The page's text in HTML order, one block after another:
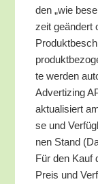
den „wie
zeit geän­dert
te wer­den
Adver­tiz­ing
aktua­li­siert
se und
nen Stand
Für den Kauf
Preis und